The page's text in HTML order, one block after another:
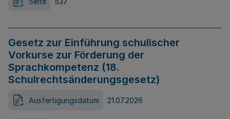
Gesetz zur Einführung schulischer
Vorkurse zur Förderung der
Sprachkompetenz (18.
Schulrechtsänderungsgesetz)
Ausfertigungsdatum 21.07.2026